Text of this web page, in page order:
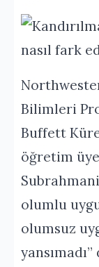
Bilimleri
Buffett
öğretim
olumlu
olumsuz